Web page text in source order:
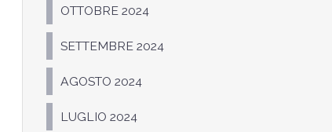
OTTOBRE 2024
SETTEMBRE 2024
AGOSTO 2024
LUGLIO 2024